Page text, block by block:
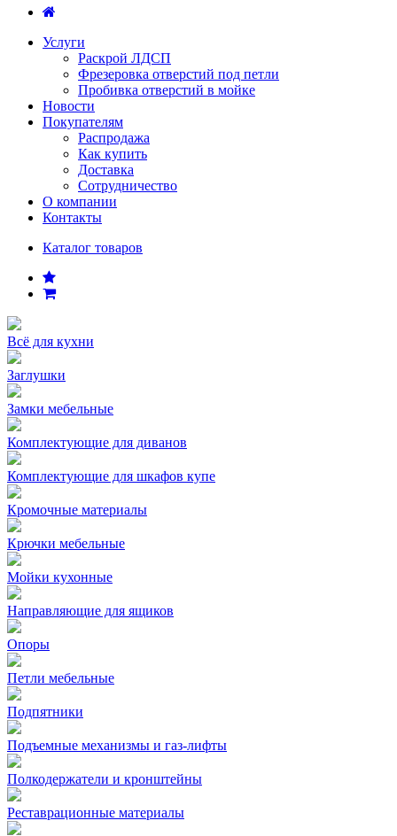
Услуги
Раскрой ЛДСП
Фрезеровка отверстий под петли
Пробивка отверстий в мойке
Новости
Покупателям
Распродажа
Как купить
Доставка
Сотрудничество
О компании
Контакты
Каталог товаров
Всё для кухни
Заглушки
Замки мебельные
Комплектующие для диванов
Комплектующие для шкафов купе
Кромочные материалы
Крючки мебельные
Мойки кухонные
Направляющие для ящиков
Опоры
Петли мебельные
Подпятники
Подъемные механизмы и газ-лифты
Полкодержатели и кронштейны
Реставрационные материалы